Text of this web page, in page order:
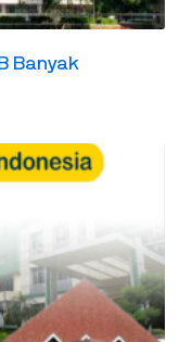
Banyak